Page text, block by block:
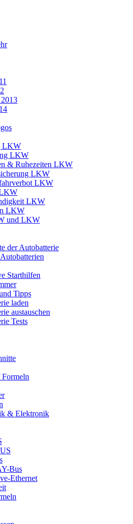
LKW
LKW
& Ruhezeiten LKW
LKW
LKW
LKW
LKW
und LKW
der Autobatterie
Starthilfen
Tipps
laden
austauschen
Tests
Formeln
& Elektronik
Bus
Ethernet